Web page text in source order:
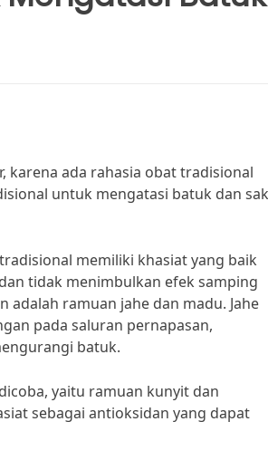
karena ada rahasia obat tradisional
untuk mengatasi batuk dan
memiliki khasiat yang baik
tidak menimbulkan efek samping
adalah ramuan jahe dan madu. Jahe
pada saluran pernapasan,
batuk.
yaitu ramuan kunyit dan
sebagai antioksidan yang dapat